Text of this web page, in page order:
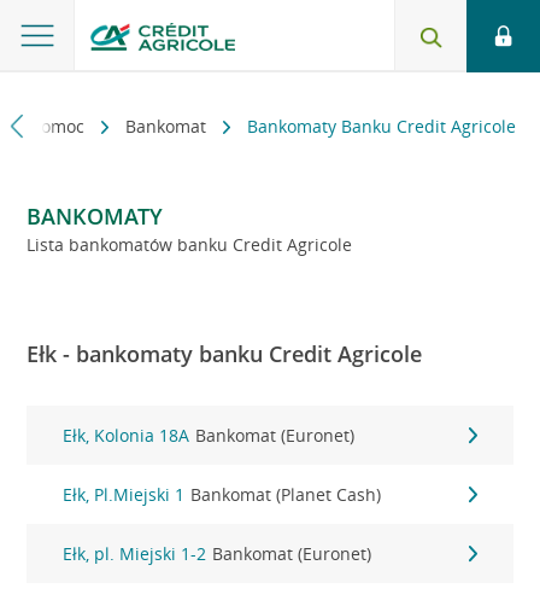
i pomoc Bankomat Bankomaty Banku Credit Agricole
BANKOMATY
Lista bankomatów banku Credit Agricole
Ełk - bankomaty banku Credit Agricole
Ełk, Kolonia 18A Bankomat (Euronet)
Ełk, Pl.Miejski 1 Bankomat (Planet Cash)
Ełk, pl. Miejski 1-2 Bankomat (Euronet)